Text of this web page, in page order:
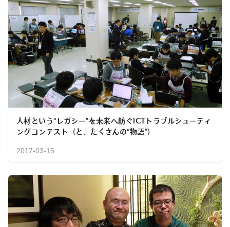
人材という“レガシー”を未来へ紡ぐICTトラブルシューティ
ングコンテスト（と、たくさんの“物語”）
2017-03-15